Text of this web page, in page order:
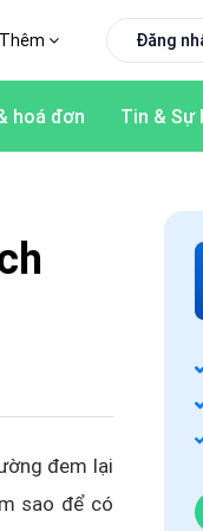
Đăng
hoá đơn Tin & Sự
đem lại
sao để có